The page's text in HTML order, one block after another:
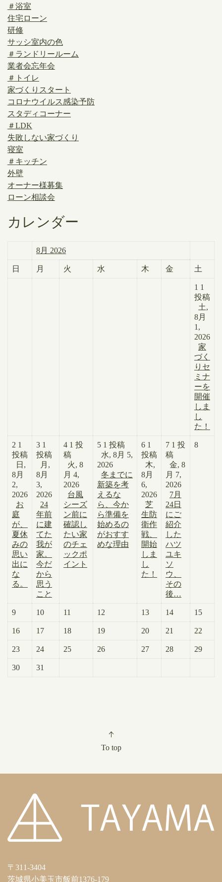
＃浴室
住宅ローン
研修
サッシ室内の色
＃ランドリールーム
業者会忘年会
＃トイレ
家づくりスタート
コロナウイルス感染予防
スタディコーナー
＃LDK
失敗しない家づくり
寝室
＃キッチン
外壁
オーナー様募集
ローン相談会
カレンダー
8月 2026
日 月 火 水 木 金 土
1 1
投稿
土,
8月
1,
2026
家
づく
りセ
ミナ
ーを
開催
しま
し
た！
2 1
投稿
日,
8月
2,
2026
お
庭
が、
夏休
みの
思い
出に
な
る。
3 1
投稿
月,
8月
3,
2026
24
年前
に建
てた
我が
家。
今だ
から
思う
こと
4 1 投
稿
火, 8
月 4,
2026
台風
シーズ
ン前に
確認し
たい家
のチェ
ックポ
イント
5 1 投稿
水, 8月 5,
2026
冬までに
新築を考
えるな
ら、今か
ら準備を
始めるの
がおすす
めな理由
6 1
投稿
木,
8月
6,
2026
芝
生防
衛作
戦、
開始
しま
し
た！
7 1 投
稿
金, 8
月 7,
2026
7月
24日
にご
紹介
した
ハツ
ユキ
ソ
ウ、
その
後…
8
9 10 11 12 13 14 15
16 17 18 19 20 21 22
23 24 25 26 27 28 29
30 31
To top
〒311-3404
茨城県小美玉市飯前1376-179